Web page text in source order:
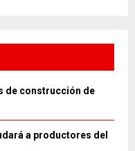
de construcción de
a productores del